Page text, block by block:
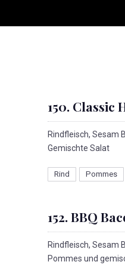
150. Classic
Rindfleisch, Sesam
Gemischte Salat
Rind Pommes
152. BBQ
Rindfleisch, Sesam
Pommes und